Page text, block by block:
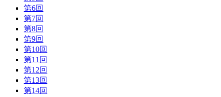
第6回
第7回
第8回
第9回
第10回
第11回
第12回
第13回
第14回